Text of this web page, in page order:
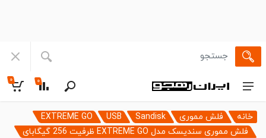
۰ ۰
خانه فلش مموری Sandisk
USB
EXTREME GO
فلش مموری سندیسک مدل EXTREME GO ظرفیت 256 گیگابای